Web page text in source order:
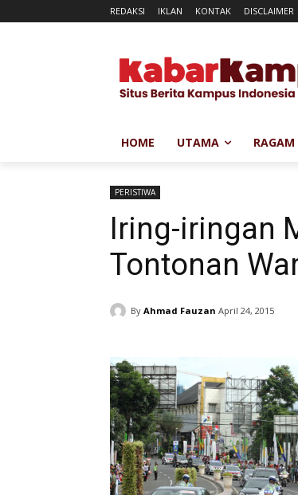
REDAKSI IKLAN KONTAK DISCLAIMER
HOME UTAMA RAGAM
PERISTIWA
Iring-iringan
Tontonan
By Ahmad Fauzan April 24, 2015